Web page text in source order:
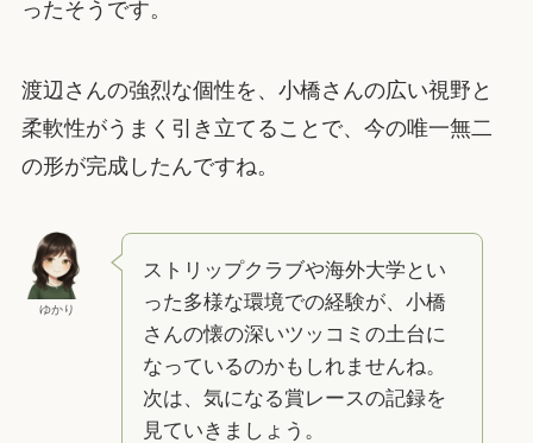
ったそうです。
渡辺さんの強烈な個性を、小橋さんの広い視野と
柔軟性がうまく引き立てることで、今の唯一無二
の形が完成したんですね。
ゆかり
ストリップクラブや海外大学とい
った多様な環境での経験が、小橋
さんの懐の深いツッコミの土台に
なっているのかもしれませんね。
次は、気になる賞レースの記録を
見ていきましょう。